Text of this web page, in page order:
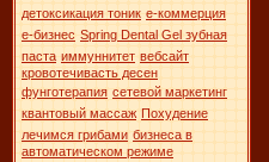
детоксикация тоник е-коммерция
е-бизнес Spring Dental Gel зубная
паста иммуннитет вебсайт
кровотечивасть десен
фунготерапия сетевой маркетинг
квантовый массаж Похудение
лечимся грибами бизнеса в
автоматическом режиме